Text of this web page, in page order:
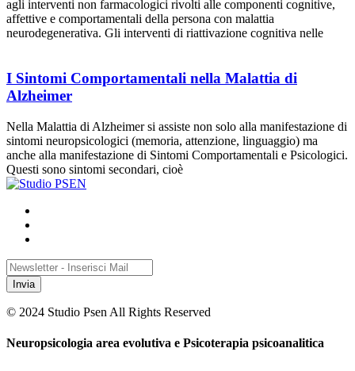
agli interventi non farmacologici rivolti alle componenti cognitive,
affettive e comportamentali della persona con malattia
neurodegenerativa. Gli interventi di riattivazione cognitiva nelle
I Sintomi Comportamentali nella Malattia di
Alzheimer
Nella Malattia di Alzheimer si assiste non solo alla manifestazione di
sintomi neuropsicologici (memoria, attenzione, linguaggio) ma
anche alla manifestazione di Sintomi Comportamentali e Psicologici.
Questi sono sintomi secondari, cioè
Invia
© 2024 Studio Psen All Rights Reserved
Neuropsicologia area evolutiva e Psicoterapia psicoanalitica